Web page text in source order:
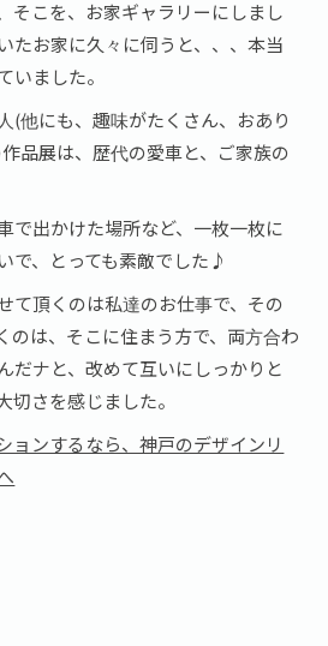
そこを、お家ギャラリーにしまし
たお家に久々に伺うと、、、本当
いました。
(他にも、趣味がたくさん、おあり
品展は、歴代の愛車と、ご家族の
で出かけた場所など、一枚一枚に
で、とっても素敵でした♪
て頂くのは私達のお仕事で、その
のは、そこに住まう方で、両方合わ
だナと、改めて互いにしっかりと
切さを感じました。
ョンするなら、神戸のデザインリ